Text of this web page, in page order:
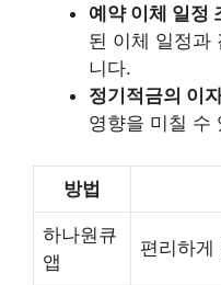
예약 이체 일정
된 이체 일정과
니다.
정기적금의 이
영향을 미칠 수
방법
하나원큐
앱
편리하게